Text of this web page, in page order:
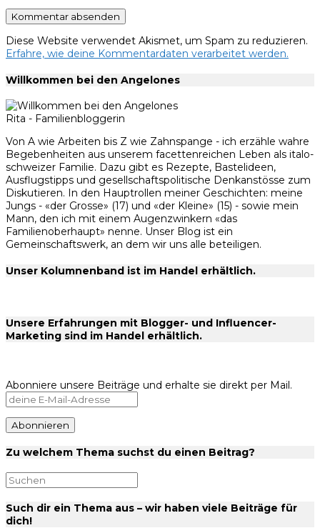
Diese Website verwendet Akismet, um Spam zu reduzieren.
Erfahre, wie deine Kommentardaten verarbeitet werden.
Willkommen bei den Angelones
Rita - Familienbloggerin
Von A wie Arbeiten bis Z wie Zahnspange - ich erzähle wahre
Begebenheiten aus unserem facettenreichen Leben als italo-
schweizer Familie. Dazu gibt es Rezepte, Bastelideen,
Ausflugstipps und gesellschaftspolitische Denkanstösse zum
Diskutieren. In den Hauptrollen meiner Geschichten: meine
Jungs - «der Grosse» (17) und «der Kleine» (15) - sowie mein
Mann, den ich mit einem Augenzwinkern «das
Familienoberhaupt» nenne. Unser Blog ist ein
Gemeinschaftswerk, an dem wir uns alle beteiligen.
Unser Kolumnenband ist im Handel erhältlich.
Unsere Erfahrungen mit Blogger- und Influencer-
Marketing sind im Handel erhältlich.
Abonniere unsere Beiträge und erhalte sie direkt per Mail.
Zu welchem Thema suchst du einen Beitrag?
Such dir ein Thema aus – wir haben viele Beiträge für
dich!